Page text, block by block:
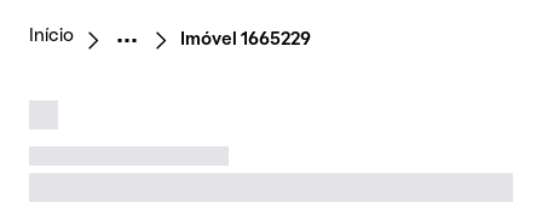
Início Imóvel 1665229